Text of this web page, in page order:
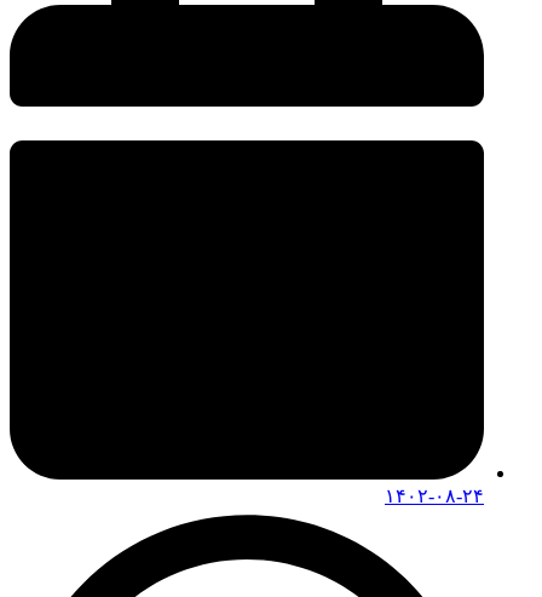
۱۴۰۲-۰۸-۲۴